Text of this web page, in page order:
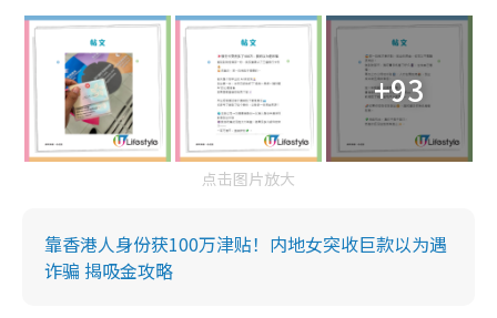
+93
点击图片放大
靠香港人身份获100万津贴！内地女突收巨款以为遇
诈骗 揭吸金攻略